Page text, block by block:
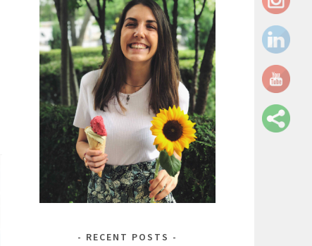
RECENT POSTS